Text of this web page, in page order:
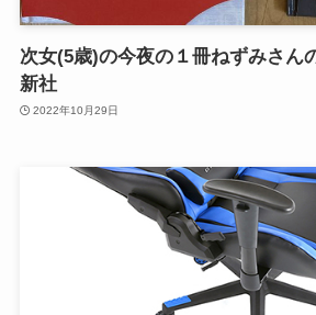
次女(5歳)の今夜の１冊ねずみさん
新社
2022年10月29日